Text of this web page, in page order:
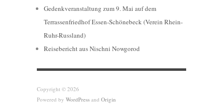
Gedenkveranstaltung zum 9. Mai auf dem
Terrassenfriedhof Essen-Schönebeck (Verein Rhein-
Ruhr-Russland)
Reisebericht aus Nischni Nowgorod
Copyright © 2026
Powered by WordPress and Origin